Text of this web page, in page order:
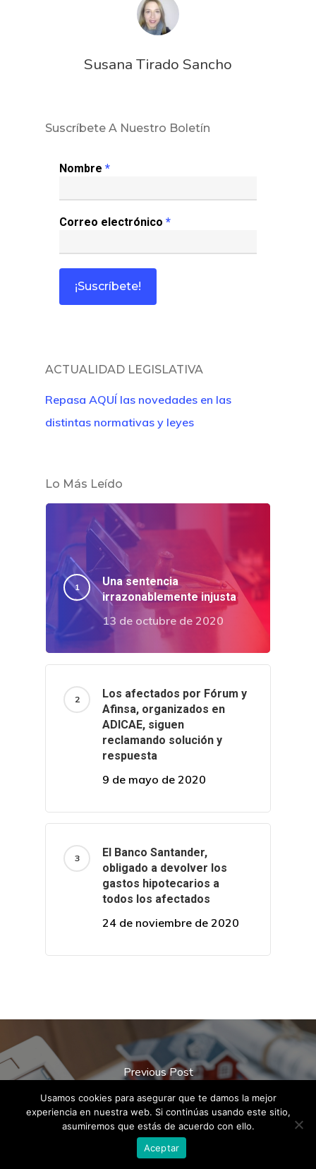
Susana Tirado Sancho
Suscríbete A Nuestro Boletín
Nombre *
Correo electrónico *
ACTUALIDAD LEGISLATIVA
Repasa AQUÍ las novedades en las
distintas normativas y leyes
Lo Más Leído
Una sentencia
irrazonablemente injusta
13 de octubre de 2020
Los afectados por Fórum y
Afinsa, organizados en
ADICAE, siguen
reclamando solución y
respuesta
9 de mayo de 2020
El Banco Santander,
obligado a devolver los
gastos hipotecarios a
todos los afectados
24 de noviembre de 2020
Previous Post
El Tribunal Supremo también impone
a la banca la devolución del 100% de
los gastos de tasación
Usamos cookies para asegurar que te damos la mejor
experiencia en nuestra web. Si continúas usando este sitio,
asumiremos que estás de acuerdo con ello.
Aceptar